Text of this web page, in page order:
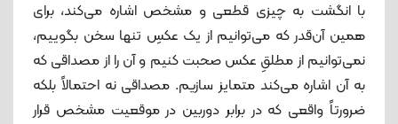
با انگشت به چیزی قطعی و مشخص اشاره می‌کند، برای
همین آن‌قدر که می‌توانیم از یک عکسِ تنها سخن بگوییم،
نمی‌توانیم از مطلقِ عکس صحبت کنیم و آن را از مصداقی که
به آن اشاره می‌کند متمایز سازیم. مصداقی نه احتمالاً بلکه
ضرورتاً واقعی که در برابر دوربین در موقعیت مشخص قرار